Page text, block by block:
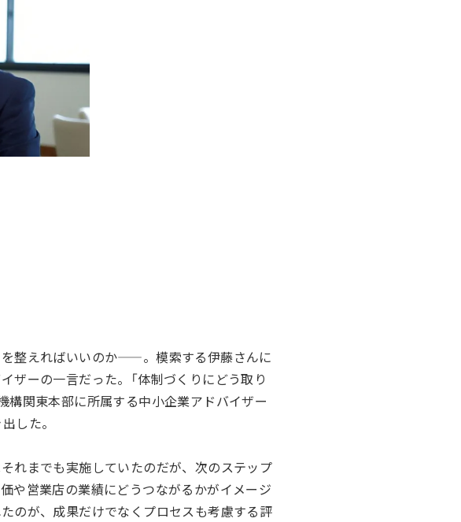
整えればいいのか——。模索する伊藤さんに
ザーの一言だった。「体制づくりにどう取り
構関東本部に所属する中小企業アドバイザー
した。
れまでも実施していたのだが、次のステップ
や営業店の業績にどうつながるかがイメージ
のが、成果だけでなくプロセスも考慮する評